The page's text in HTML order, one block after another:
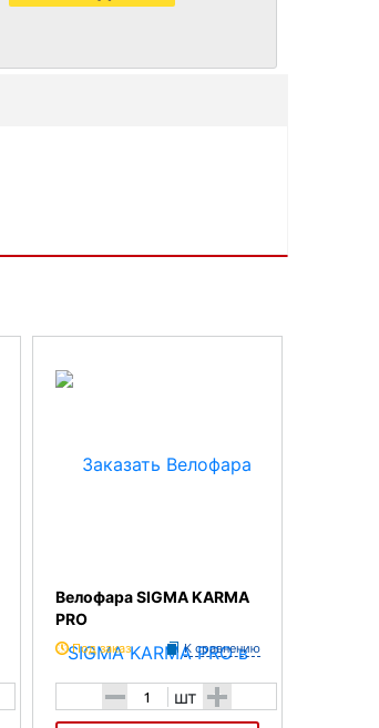
Велофара SIGMA KARMA
PRO
Под заказ К сравнению
- шт +